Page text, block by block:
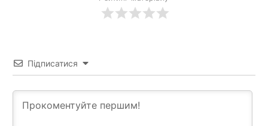
Підписатися